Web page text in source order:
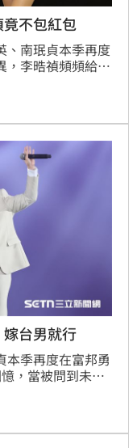
不包紅包
、南珉貞本季再度
，李晧禎頻頻給出
貞不禁直呼「為
台男就行
本季再度在富邦勇
，當被問到未來
，還偷偷呼喊勇